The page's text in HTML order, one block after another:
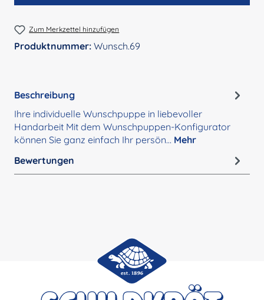
Zum Merkzettel hinzufügen
Produktnummer: Wunsch.69
Beschreibung
Ihre individuelle Wunschpuppe in liebevoller
Handarbeit Mit dem Wunschpuppen-Konfigurator
können Sie ganz einfach Ihr persön… Mehr
Bewertungen